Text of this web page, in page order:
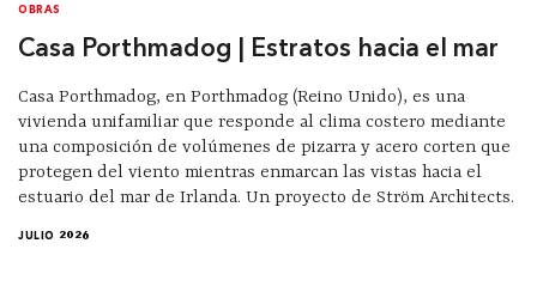
OBRAS
Casa Porthmadog | Estratos hacia el mar
Casa Porthmadog, en Porthmadog (Reino Unido), es una
vivienda unifamiliar que responde al clima costero mediante
una composición de volúmenes de pizarra y acero corten que
protegen del viento mientras enmarcan las vistas hacia el
estuario del mar de Irlanda. Un proyecto de Ström Architects.
JULIO 2026